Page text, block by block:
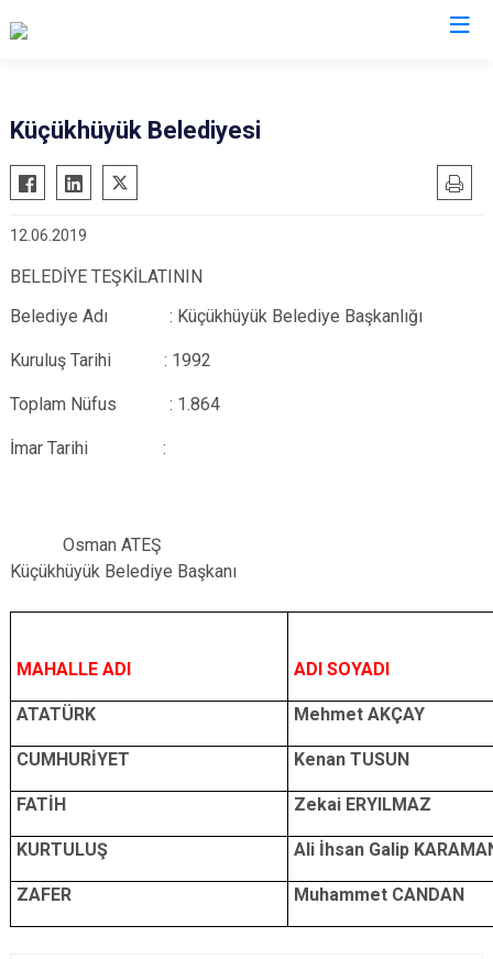
Başmakçı
Bayat
Bolvadin
Çay
Çobanlar
Emirdağ
Evciler
Sandıklı
Küçükhüyük Belediyesi
12.06.2019
BELEDİYE TEŞKİLATININ
Belediye Adı : Küçükhüyük Belediye Başkanlığı
Kuruluş Tarihi : 1992
Toplam Nüfus : 1.864
İmar Tarihi :
Osman ATEŞ
Küçükhüyük Belediye Başkanı
MAHALLE ADI ADI SOYADI
ATATÜRK Mehmet AKÇAY
CUMHURİYET Kenan TUSUN
FATİH Zekai ERYILMAZ
KURTULUŞ Ali İhsan Galip
ZAFER Muhammet CANDAN